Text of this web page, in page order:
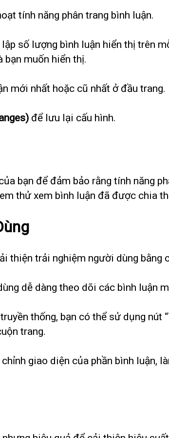
tính năng phân trang bình luận.
số lượng bình luận hiển thị trên
bạn muốn hiển thị.
mới nhất hoặc cũ nhất ở đầu trang.
để lưu lại cấu hình.
bạn để đảm bảo rằng tính năng
thử xem bình luận đã được chia
thiện trải nghiệm người dùng bằng
dễ dàng theo dõi các bình luận
thống, bạn có thể sử dụng nút
trang.
giao diện của phần bình luận,